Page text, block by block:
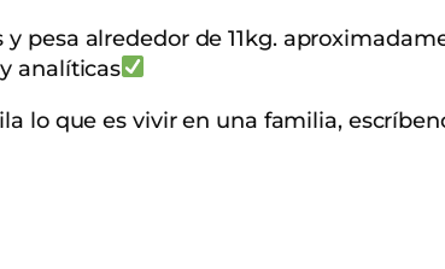
y pesa alrededor de 11kg.
analíticas
lo que es vivir en una familia,